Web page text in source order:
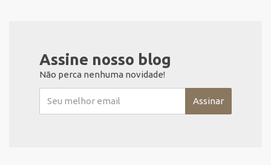
Assine nosso blog
Não perca nenhuma novidade!
Assinar